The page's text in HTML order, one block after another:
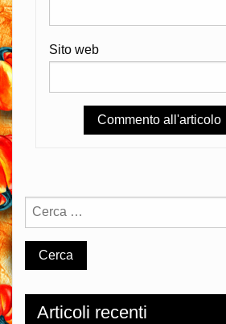
Sito web
Articoli recenti